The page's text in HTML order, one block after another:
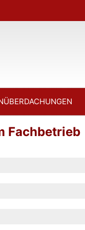
Fachbetrieb